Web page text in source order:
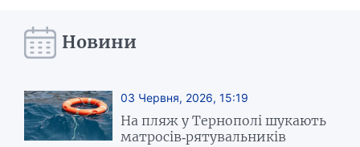
Новини
03 Червня, 2026, 15:19
На пляж у Тернополі шукають
матросів-рятувальників